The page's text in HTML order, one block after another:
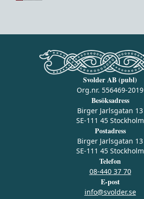
Svolder AB (publ)
Org.nr. 556469-2019
Besöksadress
Birger Jarlsgatan 13
SE-111 45 Stockholm
Postadress
Birger Jarlsgatan 13
SE-111 45 Stockholm
Telefon
08-440 37 70
E-post
info@svolder.se